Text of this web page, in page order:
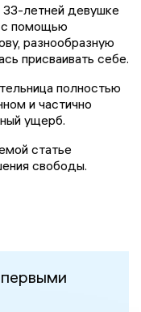
летней девушке
с помощью
разнообразную
присваивать себе.
полностью
и частично
ущерб.
статье
свободы.